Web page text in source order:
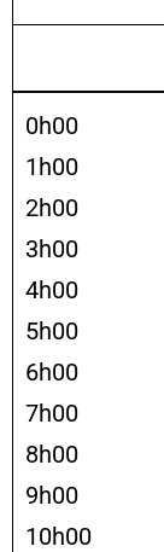
0h00
1h00
2h00
3h00
4h00
5h00
6h00
7h00
8h00
9h00
10h00